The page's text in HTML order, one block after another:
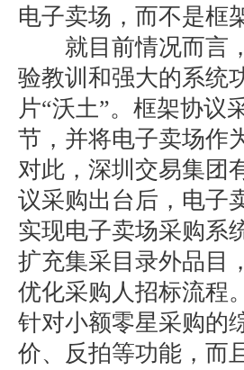
电子卖场，而不是框
就目前情况而言，
验教训和强大的系统
片“沃土”。框架协议
节，并将电子卖场作
对此，深圳交易集团
议采购出台后，电子
实现电子卖场采购系
扩充集采目录外品目
优化采购人招标流程
针对小额零星采购的
价、反拍等功能，而